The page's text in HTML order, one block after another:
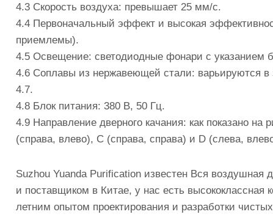
4.3 Скорость воздуха: превышает 25 мм/с.
4.4 Первоначальный эффект и высокая
приемлемы).
4.5 Освещение: светодиодные фонари с указанием
4.6 Соплавы из нержавеющей стали: варьируются в
4.7.
4.8 Блок питания: 380 В, 50 Гц.
4.9 Направление дверного качания: как показано
(справа, влево), C (справа, справа) и D (слева,
Suzhou Yuanda Purification известен Вся воздушная
и поставщиком в Китае, у нас есть
летним опытом проектирования и разработки